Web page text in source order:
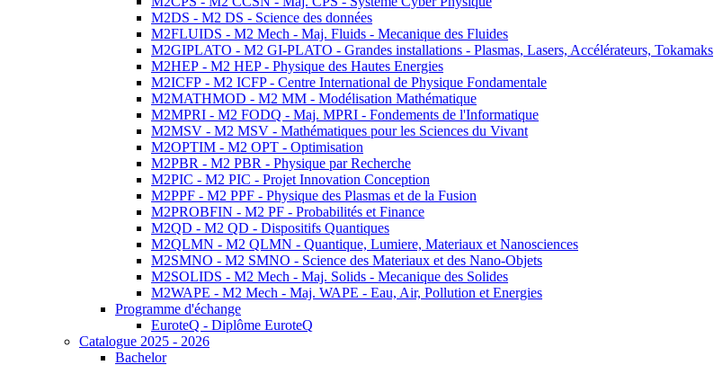
M2DS - M2 DS - Science des données
M2FLUIDS - M2 Mech - Maj. Fluids - Mecanique des Fluides
M2GIPLATO - M2 GI-PLATO - Grandes installations - Plasmas, Lasers, Accélérateurs, Tokamaks
M2HEP - M2 HEP - Physique des Hautes Energies
M2ICFP - M2 ICFP - Centre International de Physique Fondamentale
M2MATHMOD - M2 MM - Modélisation Mathématique
M2MPRI - M2 FODQ - Maj. MPRI - Fondements de l'Informatique
M2MSV - M2 MSV - Mathématiques pour les Sciences du Vivant
M2OPTIM - M2 OPT - Optimisation
M2PBR - M2 PBR - Physique par Recherche
M2PIC - M2 PIC - Projet Innovation Conception
M2PPF - M2 PPF - Physique des Plasmas et de la Fusion
M2PROBFIN - M2 PF - Probabilités et Finance
M2QD - M2 QD - Dispositifs Quantiques
M2QLMN - M2 QLMN - Quantique, Lumiere, Materiaux et Nanosciences
M2SMNO - M2 SMNO - Science des Materiaux et des Nano-Objets
M2SOLIDS - M2 Mech - Maj. Solids - Mecanique des Solides
M2WAPE - M2 Mech - Maj. WAPE - Eau, Air, Pollution et Energies
Programme d'échange
EuroteQ - Diplôme EuroteQ
Catalogue 2025 - 2026
Bachelor